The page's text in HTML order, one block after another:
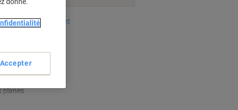
Moyens de paiement
planes
Accepter